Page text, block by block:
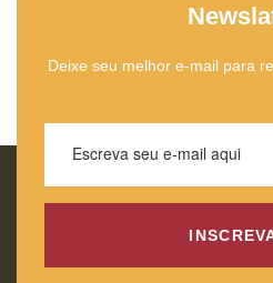
Deixe seu melhor e-mail para